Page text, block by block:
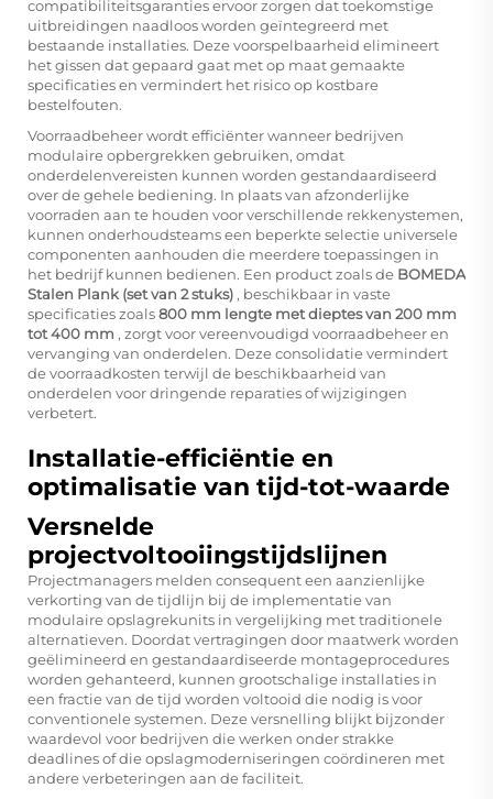
compatibiliteitsgaranties ervoor zorgen dat toekomstige
uitbreidingen naadloos worden geïntegreerd met
bestaande installaties. Deze voorspelbaarheid elimineert
het gissen dat gepaard gaat met op maat gemaakte
specificaties en vermindert het risico op kostbare
bestelfouten.
Voorraadbeheer wordt efficiënter wanneer bedrijven
modulaire opbergrekken gebruiken, omdat
onderdelenvereisten kunnen worden gestandaardiseerd
over de gehele bediening. In plaats van afzonderlijke
voorraden aan te houden voor verschillende rekkenystemen,
kunnen onderhoudsteams een beperkte selectie universele
componenten aanhouden die meerdere toepassingen in
het bedrijf kunnen bedienen. Een product zoals de BOMEDA
Stalen Plank (set van 2 stuks) , beschikbaar in vaste
specificaties zoals800 mm lengte met dieptes van 200 mm
tot 400 mm , zorgt voor vereenvoudigd voorraadbeheer en
vervanging van onderdelen. Deze consolidatie vermindert
de voorraadkosten terwijl de beschikbaarheid van
onderdelen voor dringende reparaties of wijzigingen
verbetert.
Installatie-efficiëntie en
optimalisatie van tijd-tot-waarde
Versnelde
projectvoltooiingstijdslijnen
Projectmanagers melden consequent een aanzienlijke
verkorting van de tijdlijn bij de implementatie van
modulaire opslagrekunits in vergelijking met traditionele
alternatieven. Doordat vertragingen door maatwerk worden
geëlimineerd en gestandaardiseerde montageprocedures
worden gehanteerd, kunnen grootschalige installaties in
een fractie van de tijd worden voltooid die nodig is voor
conventionele systemen. Deze versnelling blijkt bijzonder
waardevol voor bedrijven die werken onder strakke
deadlines of die opslagmoderniseringen coördineren met
andere verbeteringen aan de faciliteit.